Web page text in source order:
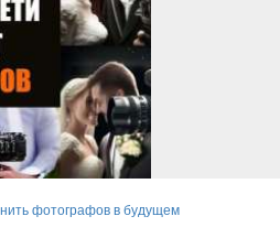
фотографов в будущем